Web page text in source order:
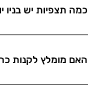
כמה תצפיות יש בניו
האם מומלץ לקנות
כן. מומלץ מאוד